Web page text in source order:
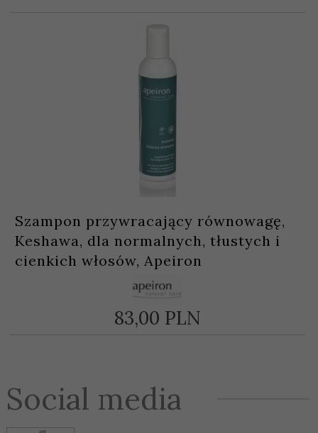
Szampon przywracający równowagę,
Keshawa, dla normalnych, tłustych i
cienkich włosów, Apeiron
83,00 PLN
Social media